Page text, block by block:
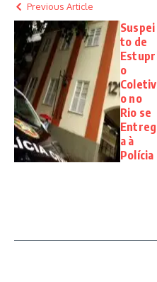
Previous Article
Suspei
to de
Estupr
o
Coletiv
o no
Rio se
Entreg
a à
Polícia